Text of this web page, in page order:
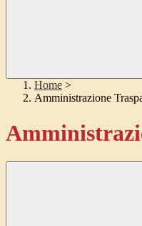
Home >
Amministrazione